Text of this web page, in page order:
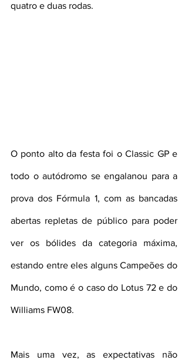
quatro e duas rodas.
O ponto alto da festa foi o Classic GP e
todo o autódromo se engalanou para a
prova dos Fórmula 1, com as bancadas
abertas repletas de público para poder
ver os bólides da categoria máxima,
estando entre eles alguns Campeões do
Mundo, como é o caso do Lotus 72 e do
Williams FW08.
Mais uma vez, as expectativas não